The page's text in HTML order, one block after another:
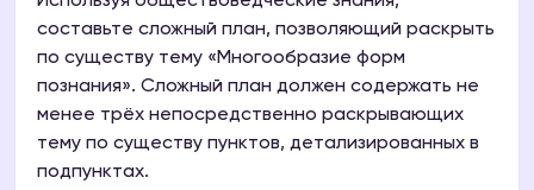
составьте сложный план, позволяющий раскрыть
по существу тему «Многообразие форм
познания». Сложный план должен содержать не
менее трёх непосредственно раскрывающих
тему по существу пунктов, детализированных в
подпунктах.